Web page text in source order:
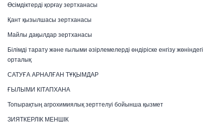
Өсімдіктерді қорғау зертханасы
Қант қызылшасы зертханасы
Майлы дақылдар зертханасы
Білімді тарату және ғылыми әзірлемелерді өндіріске енгізу жөніндегі
орталық
САТУҒА АРНАЛҒАН ТҰҚЫМДАР
ҒЫЛЫМИ КІТАПХАНА
Топырақтың агрохимиялық зерттелуі бойынша қызмет
ЗИЯТКЕРЛІК МЕНШІК